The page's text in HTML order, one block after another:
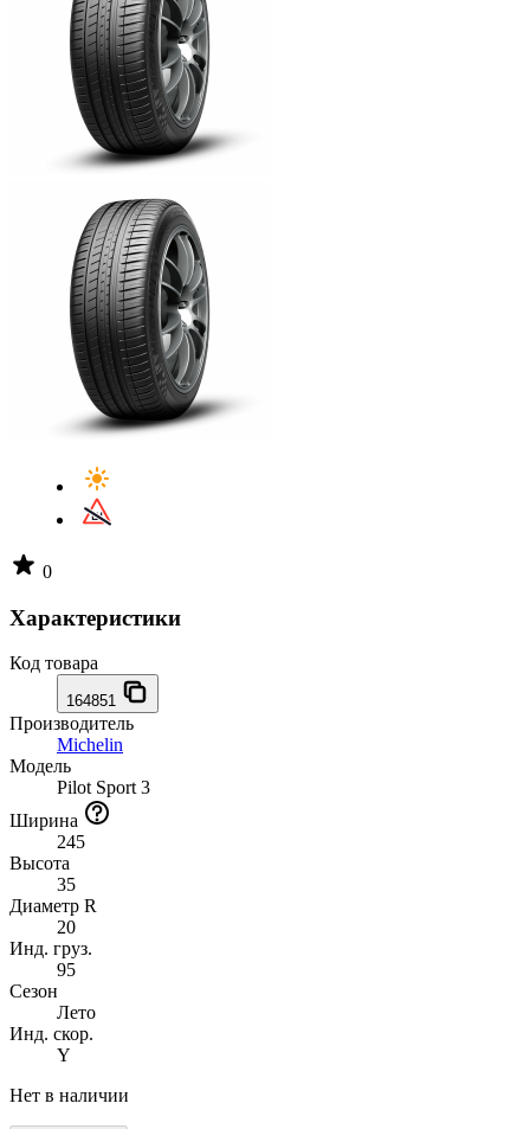
0
Характеристики
Код товара
164851
Производитель
Michelin
Модель
Pilot Sport 3
Ширина
245
Высота
35
Диаметр R
20
Инд. груз.
95
Сезон
Лето
Инд. скор.
Y
Нет в наличии